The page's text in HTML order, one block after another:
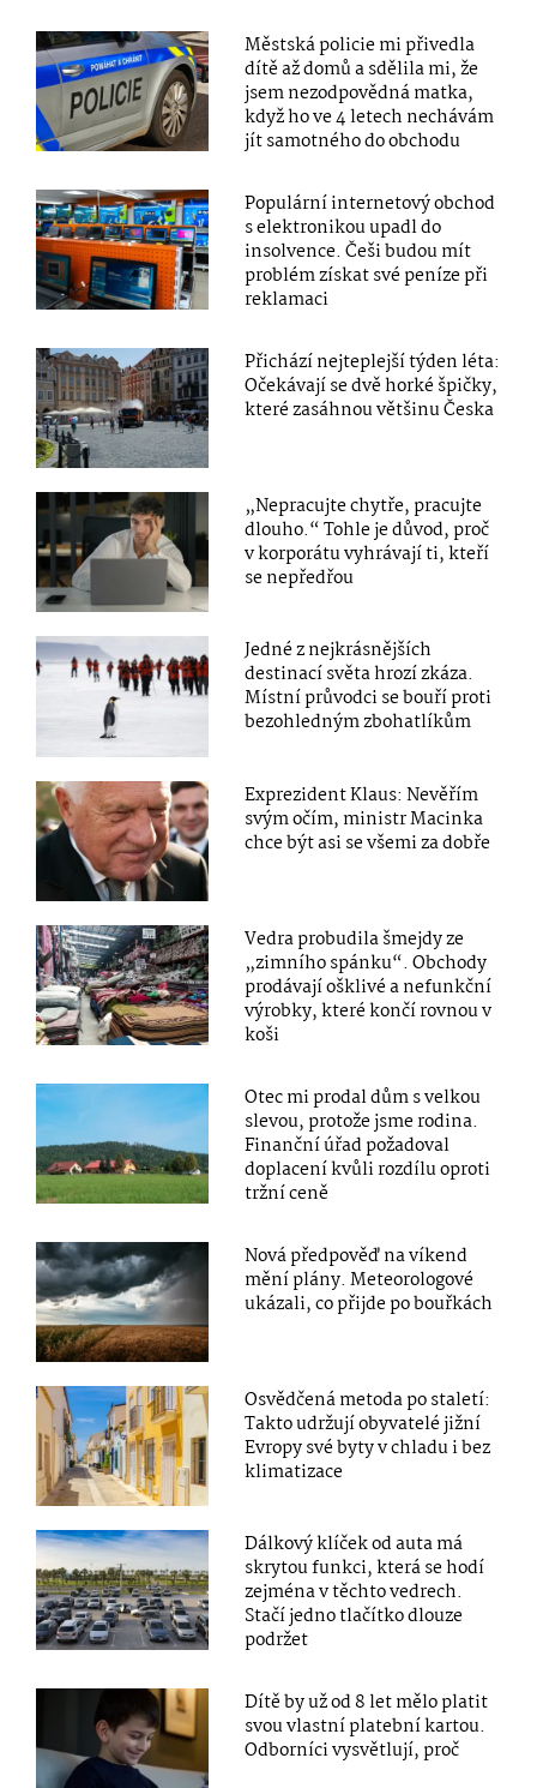
Městská policie mi přivedla
dítě až domů a sdělila mi, že
jsem nezodpovědná matka,
když ho ve 4 letech nechávám
jít samotného do obchodu
Populární internetový obchod
s elektronikou upadl do
insolvence. Češi budou mít
problém získat své peníze při
reklamaci
Přichází nejteplejší týden léta:
Očekávají se dvě horké špičky,
které zasáhnou většinu Česka
„Nepracujte chytře, pracujte
dlouho.“ Tohle je důvod, proč
v korporátu vyhrávají ti, kteří
se nepředřou
Jedné z nejkrásnějších
destinací světa hrozí zkáza.
Místní průvodci se bouří proti
bezohledným zbohatlíkům
Exprezident Klaus: Nevěřím
svým očím, ministr Macinka
chce být asi se všemi za dobře
Vedra probudila šmejdy ze
„zimního spánku“. Obchody
prodávají ošklivé a nefunkční
výrobky, které končí rovnou v
koši
Otec mi prodal dům s velkou
slevou, protože jsme rodina.
Finanční úřad požadoval
doplacení kvůli rozdílu oproti
tržní ceně
Nová předpověď na víkend
mění plány. Meteorologové
ukázali, co přijde po bouřkách
Osvědčená metoda po staletí:
Takto udržují obyvatelé jižní
Evropy své byty v chladu i bez
klimatizace
Dálkový klíček od auta má
skrytou funkci, která se hodí
zejména v těchto vedrech.
Stačí jedno tlačítko dlouze
podržet
Dítě by už od 8 let mělo platit
svou vlastní platební kartou.
Odborníci vysvětlují, proč